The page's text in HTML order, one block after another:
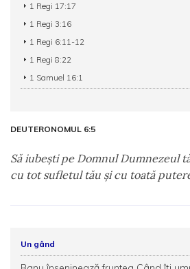
1 Regi 17:17
1 Regi 3:16
1 Regi 6:11-12
1 Regi 8:22
1 Samuel 16:1
DEUTERONOMUL 6:5
Să iubeşti pe Domnul Dumnezeul
cu tot sufletul tău şi cu toată
Un gând